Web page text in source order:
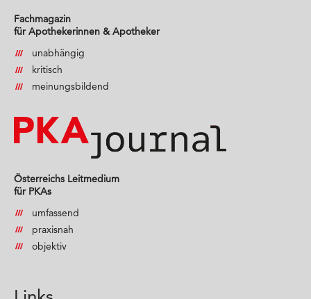
Fachmagazin
für Apothekerinnen & Apotheker
unabhängig
kritisch
meinungsbildend
Österreichs Leitmedium
für PKAs
umfassend
praxisnah
objektiv